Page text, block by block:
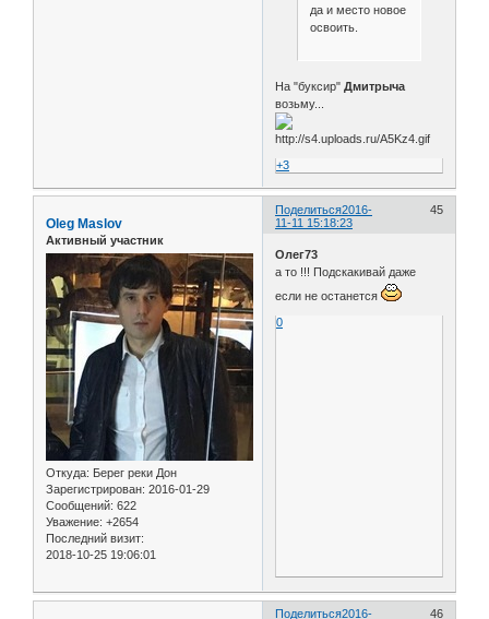
да и место новое
освоить.
На "буксир"Дмитрыча
возьму...
+3
Поделиться 45
2016-
11-11 15:18:23
Oleg Maslov
Активный участник
Откуда: Берег реки Дон
Зарегистрирован: 2016-01-29
Сообщений: 622
Уважение: +2654
Последний визит:
2018-10-25 19:06:01
Олег73
а то !!! Подскакивай даже
если не останется
0
Поделиться 46
2016-